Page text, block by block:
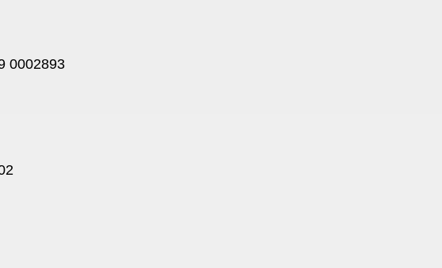
0002893